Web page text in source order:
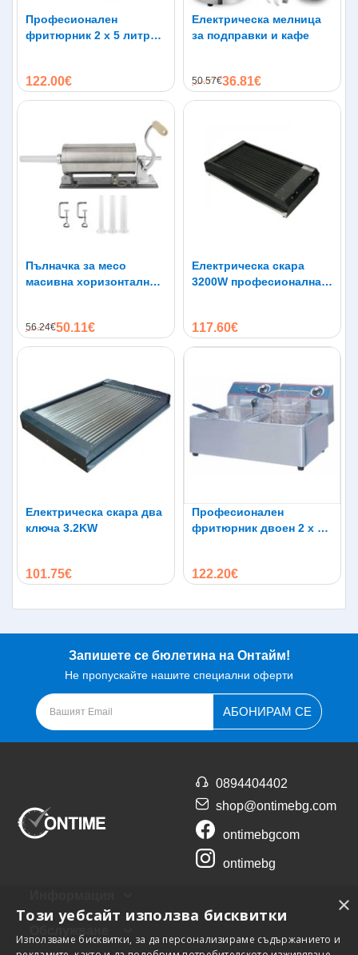
Професионален
фритюрник 2 х 5 литра
122.00€
Електрическа мелница
за подправки и кафе
50.57€36.81€
Пълначка за месо
масивна хоризонтална
56.24€50.11€
Електрическа скара
3200W професионална
металокерамика
117.60€
Електрическа скара два
ключа 3.2KW
101.75€
Професионален
фритюрник двоен 2 х 5
122.20€
Запишете се бюлетина на Онтайм!
Не пропускайте нашите специални оферти
АБОНИРАМ СЕ
0894404402
shop@ontimebg.com
ontimebgcom
ontimebg
×
Този уебсайт използва бисквитки
Използваме бисквитки, за да персонализираме съдържанието и